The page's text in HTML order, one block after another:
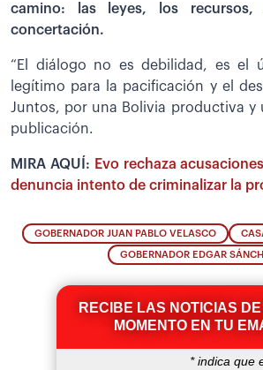
camino: las leyes, los recursos,
concertación.
“El diálogo no es debilidad, es el
legítimo para la pacificación y el
Juntos, por una Bolivia productiva y
publicación.
MIRA AQUÍ: Evo rechaza
denuncia intento de criminalizar la
GOBERNADOR JUAN PABLO VELASCO
GOBERNADOR EDGAR
RECIBE LAS NOTICIAS
MOMENTO EN TU
*indica que